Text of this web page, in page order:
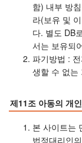
함) 내부 방
라(보유 및
다. 별도 DB
서는 보유되
파기방법 :
생할 수 없는
제11조 아동의 개
본 사이트는
법정대리인